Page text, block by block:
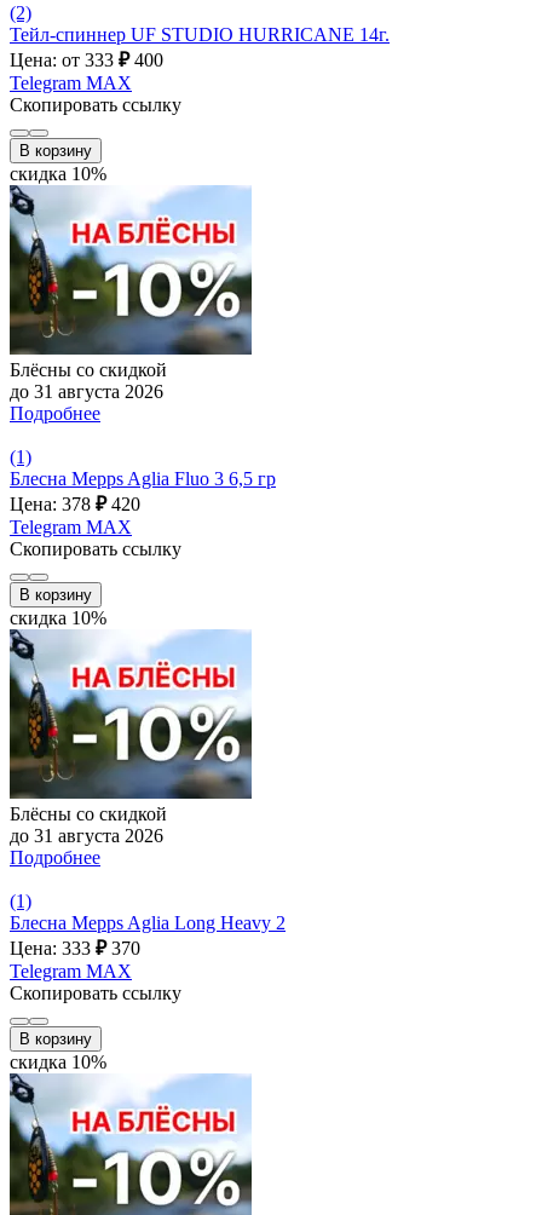
(2)
Тейл-спиннер UF STUDIO HURRICANE 14г.
Цена: от 333 ₽ 400
Telegram MAX
Скопировать ссылку
В корзину
скидка 10%
Блёсны со скидкой
до 31 августа 2026
Подробнее
(1)
Блесна Mepps Aglia Fluo 3 6,5 гр
Цена: 378 ₽ 420
Telegram MAX
Скопировать ссылку
В корзину
скидка 10%
Блёсны со скидкой
до 31 августа 2026
Подробнее
(1)
Блесна Mepps Aglia Long Heavy 2
Цена: 333 ₽ 370
Telegram MAX
Скопировать ссылку
В корзину
скидка 10%